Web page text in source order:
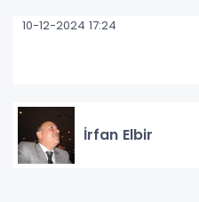
10-12-2024 17:24
İrfan Elbir